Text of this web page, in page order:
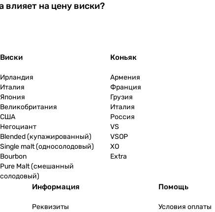
влияет на цену виски?
Виски
Ирландия
Италия
Япония
Великобритания
США
Негоциант
Blended (купажированный)
Single malt (односолодовый)
Bourbon
Pure Malt (смешанный
солодовый)
Коньяк
Армения
Франция
Грузия
Италия
Россия
VS
VSOP
XO
Extra
Информация
Реквизиты
Помощь
Условия оплаты